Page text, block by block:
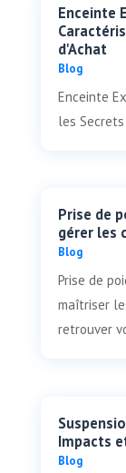
Enceinte
d'Achat
Blog
Enceinte
les
Prise de
gérer les
Blog
Prise de
maîtriser
retrouver
Impacts
Blog